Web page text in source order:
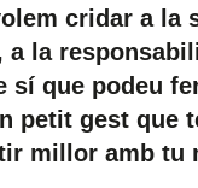
cridar a la
a la
sí que podeu
petit gest que
millor amb tu